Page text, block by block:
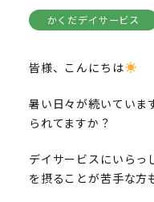
かくだデイサービス
皆様、こんにちは
暑い日々が続いていま
られてますか？
デイサービスにいらっ
を摂ることが苦手な方